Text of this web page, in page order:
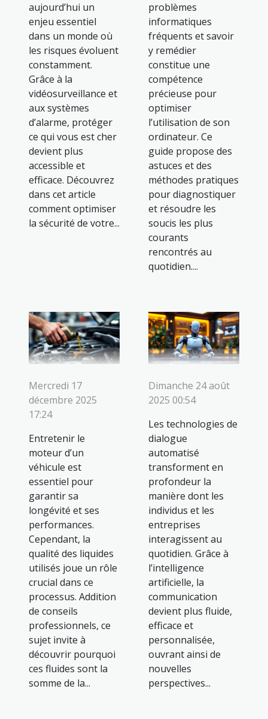
aujourd’hui un
enjeu essentiel
dans un monde où
les risques évoluent
constamment.
Grâce à la
vidéosurveillance et
aux systèmes
d’alarme, protéger
ce qui vous est cher
devient plus
accessible et
efficace. Découvrez
dans cet article
comment optimiser
la sécurité de votre...
problèmes
informatiques
fréquents et savoir
y remédier
constitue une
compétence
précieuse pour
optimiser
l’utilisation de son
ordinateur. Ce
guide propose des
astuces et des
méthodes pratiques
pour diagnostiquer
et résoudre les
soucis les plus
courants
rencontrés au
quotidien....
Mercredi 17
décembre 2025
17:24
Entretenir le
moteur d’un
véhicule est
essentiel pour
garantir sa
longévité et ses
performances.
Cependant, la
qualité des liquides
utilisés joue un rôle
crucial dans ce
processus. Addition
de conseils
professionnels, ce
sujet invite à
découvrir pourquoi
ces fluides sont la
somme de la...
Dimanche 24 août
2025 00:54
Les technologies de
dialogue
automatisé
transforment en
profondeur la
manière dont les
individus et les
entreprises
interagissent au
quotidien. Grâce à
l’intelligence
artificielle, la
communication
devient plus fluide,
efficace et
personnalisée,
ouvrant ainsi de
nouvelles
perspectives...